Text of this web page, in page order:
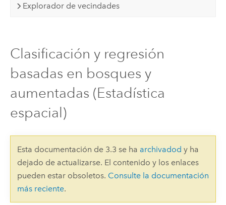
Explorador de vecindades
Clasificación y regresión
basadas en bosques y
aumentadas (Estadística
espacial)
Esta documentación de 3.3 se ha archivadod y ha
dejado de actualizarse. El contenido y los enlaces
pueden estar obsoletos. Consulte la documentación
más reciente.